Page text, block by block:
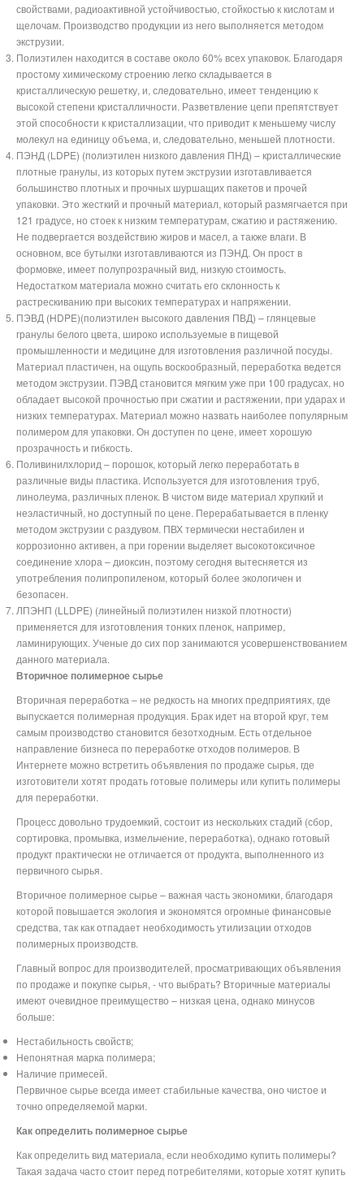
свойствами, радиоактивной устойчивостью, стойкостью к кислотам и
щелочам. Производство продукции из него выполняется методом
экструзии.
Полиэтилен находится в составе около 60% всех упаковок. Благодаря
простому химическому строению легко складывается в
кристаллическую решетку, и, следовательно, имеет тенденцию к
высокой степени кристалличности. Разветвление цепи препятствует
этой способности к кристаллизации, что приводит к меньшему числу
молекул на единицу объема, и, следовательно, меньшей плотности.
ПЭНД (LDPE) (полиэтилен низкого давления ПНД) – кристаллические
плотные гранулы, из которых путем экструзии изготавливается
большинство плотных и прочных шуршащих пакетов и прочей
упаковки. Это жесткий и прочный материал, который размягчается при
121 градусе, но стоек к низким температурам, сжатию и растяжению.
Не подвергается воздействию жиров и масел, а также влаги. В
основном, все бутылки изготавливаются из ПЭНД. Он прост в
формовке, имеет полупрозрачный вид, низкую стоимость.
Недостатком материала можно считать его склонность к
растрескиванию при высоких температурах и напряжении.
ПЭВД (HDPE)(полиэтилен высокого давления ПВД) – глянцевые
гранулы белого цвета, широко используемые в пищевой
промышленности и медицине для изготовления различной посуды.
Материал пластичен, на ощупь воскообразный, переработка ведется
методом экструзии. ПЭВД становится мягким уже при 100 градусах, но
обладает высокой прочностью при сжатии и растяжении, при ударах и
низких температурах. Материал можно назвать наиболее популярным
полимером для упаковки. Он доступен по цене, имеет хорошую
прозрачность и гибкость.
Поливинилхлорид – порошок, который легко переработать в
различные виды пластика. Используется для изготовления труб,
линолеума, различных пленок. В чистом виде материал хрупкий и
неэластичный, но доступный по цене. Перерабатывается в пленку
методом экструзии с раздувом. ПВХ термически нестабилен и
коррозионно активен, а при горении выделяет высокотоксичное
соединение хлора – диоксин, поэтому сегодня вытесняется из
употребления полипропиленом, который более экологичен и
безопасен.
ЛПЭНП (LLDPE) (линейный полиэтилен низкой плотности)
применяется для изготовления тонких пленок, например,
ламинирующих. Ученые до сих пор занимаются усовершенствованием
данного материала.
Вторичное полимерное сырье
Вторичная переработка – не редкость на многих предприятиях, где
выпускается полимерная продукция. Брак идет на второй круг, тем
самым производство становится безотходным. Есть отдельное
направление бизнеса по переработке отходов полимеров. В
Интернете можно встретить объявления по продаже сырья, где
изготовители хотят продать готовые полимеры или купить полимеры
для переработки.
Процесс довольно трудоемкий, состоит из нескольких стадий (сбор,
сортировка, промывка, измельчение, переработка), однако готовый
продукт практически не отличается от продукта, выполненного из
первичного сырья.
Вторичное полимерное сырье – важная часть экономики, благодаря
которой повышается экология и экономятся огромные финансовые
средства, так как отпадает необходимость утилизации отходов
полимерных производств.
Главный вопрос для производителей, просматривающих объявления
по продаже и покупке сырья, - что выбрать? Вторичные материалы
имеют очевидное преимущество – низкая цена, однако минусов
больше:
Нестабильность свойств;
Непонятная марка полимера;
Наличие примесей.
Первичное сырье всегда имеет стабильные качества, оно чистое и
точно определяемой марки.
Как определить полимерное сырье
Как определить вид материала, если необходимо купить полимеры?
Такая задача часто стоит перед потребителями, которые хотят купить